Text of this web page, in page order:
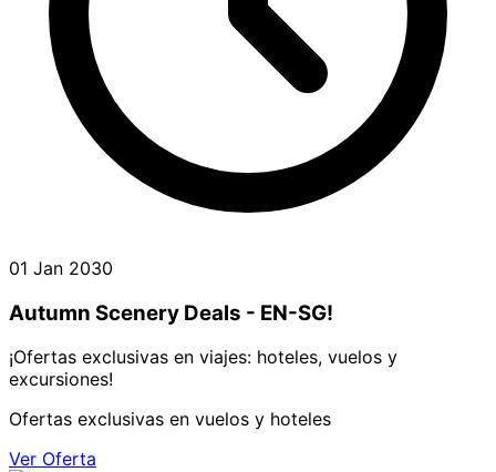
01 Jan 2030
Autumn Scenery Deals - EN-SG!
¡Ofertas exclusivas en viajes: hoteles, vuelos y
excursiones!
Ofertas exclusivas en vuelos y hoteles
Ver Oferta